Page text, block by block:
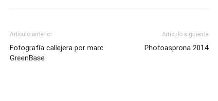
Artículo anterior
Fotografía callejera por marc
GreenBase
Artículo siguiente
Photoasprona 2014